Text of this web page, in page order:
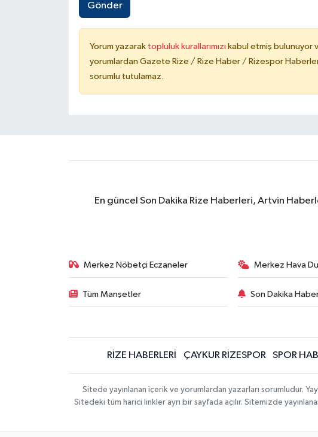
Gönder
Yorum yazarak topluluk kurallarımızı kabul etmiş bulunuyor
yorumlardan Gazete Rize / Rize Haber / Rizespor
sorumlu tutulamaz.
En güncel Son Dakika Rize Haberleri, Artvin
Merkez Nöbetçi Eczaneler Merkez Hava
Tüm Manşetler Son Dakika
RİZE HABERLERİ ÇAYKUR RİZESPOR SPOR
Sitede yayınlanan içerik ve yorumlardan yazarları sorumludur.
Sitedeki tüm harici linkler ayrı bir sayfada açılır. Sitemizde